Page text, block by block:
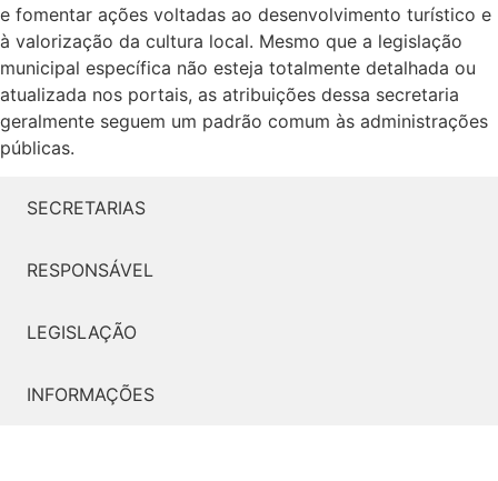
e fomentar ações voltadas ao desenvolvimento turístico e
à valorização da cultura local. Mesmo que a legislação
municipal específica não esteja totalmente detalhada ou
atualizada nos portais, as atribuições dessa secretaria
geralmente seguem um padrão comum às administrações
públicas.
SECRETARIAS
RESPONSÁVEL
LEGISLAÇÃO
INFORMAÇÕES